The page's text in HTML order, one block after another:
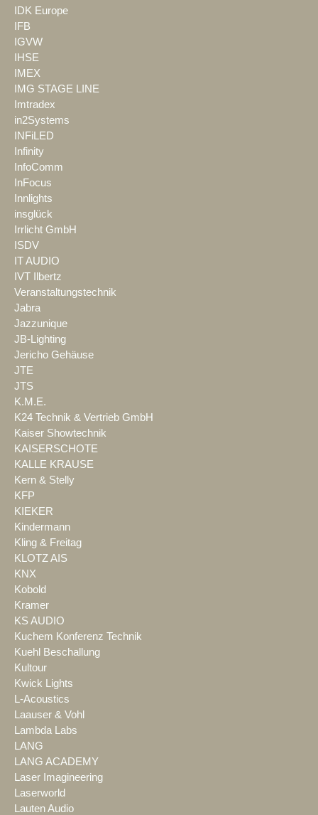
IDK Europe
IFB
IGVW
IHSE
IMEX
IMG STAGE LINE
Imtradex
in2Systems
INFiLED
Infinity
InfoComm
InFocus
Innlights
insglück
Irrlicht GmbH
ISDV
IT AUDIO
IVT Ilbertz
Veranstaltungstechnik
Jabra
Jazzunique
JB-Lighting
Jericho Gehäuse
JTE
JTS
K.M.E.
K24 Technik & Vertrieb GmbH
Kaiser Showtechnik
KAISERSCHOTE
KALLE KRAUSE
Kern & Stelly
KFP
KIEKER
Kindermann
Kling & Freitag
KLOTZ AIS
KNX
Kobold
Kramer
KS AUDIO
Kuchem Konferenz Technik
Kuehl Beschallung
Kultour
Kwick Lights
L-Acoustics
Laauser & Vohl
Lambda Labs
LANG
LANG ACADEMY
Laser Imagineering
Laserworld
Lauten Audio